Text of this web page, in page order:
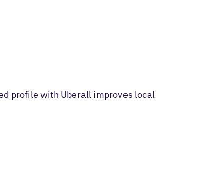
profile with Uberall improves local